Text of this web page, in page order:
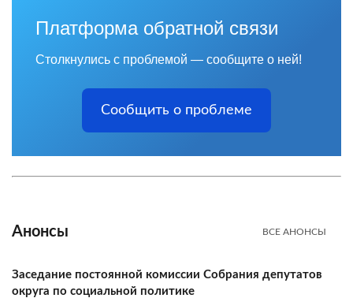
Платформа обратной связи
Столкнулись с проблемой — сообщите о ней!
Сообщить о проблеме
Анонсы ВСЕ АНОНСЫ
Заседание постоянной комиссии Собрания депутатов
округа по социальной политике